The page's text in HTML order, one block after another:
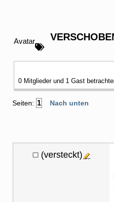
Avatar
0 Mitglieder und 1 Gast
Seiten: 1 Nach unten
(versteckt)